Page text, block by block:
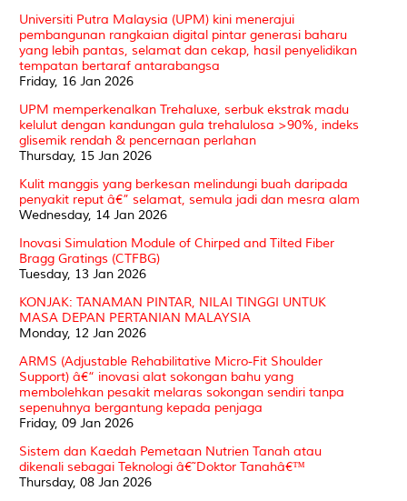
Universiti Putra Malaysia (UPM) kini menerajui
pembangunan rangkaian digital pintar generasi baharu
yang lebih pantas, selamat dan cekap, hasil penyelidikan
tempatan bertaraf antarabangsa
Friday, 16 Jan 2026
UPM memperkenalkan Trehaluxe, serbuk ekstrak madu
kelulut dengan kandungan gula trehalulosa >90%, indeks
glisemik rendah & pencernaan perlahan
Thursday, 15 Jan 2026
Kulit manggis yang berkesan melindungi buah daripada
penyakit reput â€” selamat, semula jadi dan mesra alam
Wednesday, 14 Jan 2026
Inovasi Simulation Module of Chirped and Tilted Fiber
Bragg Gratings (CTFBG)
Tuesday, 13 Jan 2026
KONJAK: TANAMAN PINTAR, NILAI TINGGI UNTUK
MASA DEPAN PERTANIAN MALAYSIA
Monday, 12 Jan 2026
ARMS (Adjustable Rehabilitative Micro-Fit Shoulder
Support) â€“ inovasi alat sokongan bahu yang
membolehkan pesakit melaras sokongan sendiri tanpa
sepenuhnya bergantung kepada penjaga
Friday, 09 Jan 2026
Sistem dan Kaedah Pemetaan Nutrien Tanah atau
dikenali sebagai Teknologi â€˜Doktor Tanahâ€™
Thursday, 08 Jan 2026